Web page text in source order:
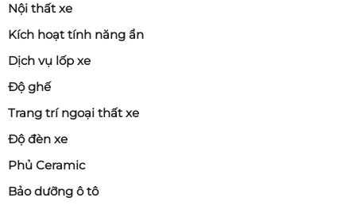
Nội thất xe
Kích hoạt tính năng ẩn
Dịch vụ lốp xe
Độ ghế
Trang trí ngoại thất xe
Độ đèn xe
Phủ Ceramic
Bảo dưỡng ô tô